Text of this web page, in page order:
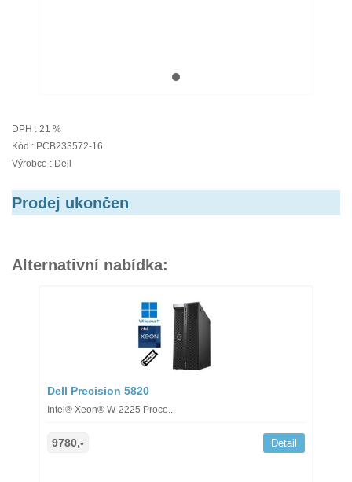
DPH : 21 %
Kód : PCB233572-16
Výrobce : Dell
Prodej ukončen
Alternativní nabídka:
Dell Precision 5820
Intel® Xeon® W-2225 Proce...
9780,- Detail